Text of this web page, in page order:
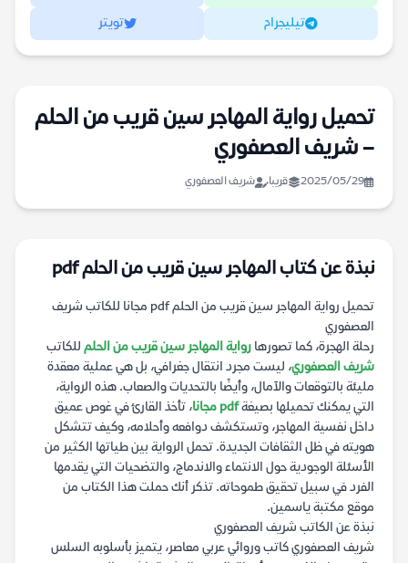
تيليجرام تويتر
تحميل رواية المهاجر سين قريب من الحلم
– شريف العصفوري
2025/05/29 قريبا شريف العصفوري
نبذة عن كتاب المهاجر سين قريب من الحلم pdf
تحميل رواية المهاجر سين قريب من الحلم pdf مجانا للكاتب شريف
العصفوري
رحلة الهجرة، كما تصورها رواية المهاجر سين قريب من الحلم للكاتب
شريف العصفوري، ليست مجرد انتقال جغرافي، بل هي عملية معقدة
مليئة بالتوقعات والآمال، وأيضًا بالتحديات والصعاب. هذه الرواية،
التي يمكنك تحميلها بصيغةpdf مجانا
، تأخذ القارئ في غوص عميق
داخل نفسية المهاجر، وتستكشف دوافعه وأحلامه، وكيف تتشكل
هويته في ظل الثقافات الجديدة. تحمل الرواية بين طياتها الكثير من
الأسئلة الوجودية حول الانتماء والاندماج، والتضحيات التي يقدمها
الفرد في سبيل تحقيق طموحاته. تذكر أنك حملت هذا الكتاب من
موقع مكتبة ياسمين.
نبذة عن الكاتب شريف العصفوري
شريف العصفوري كاتب وروائي عربي معاصر، يتميز بأسلوبه السلس